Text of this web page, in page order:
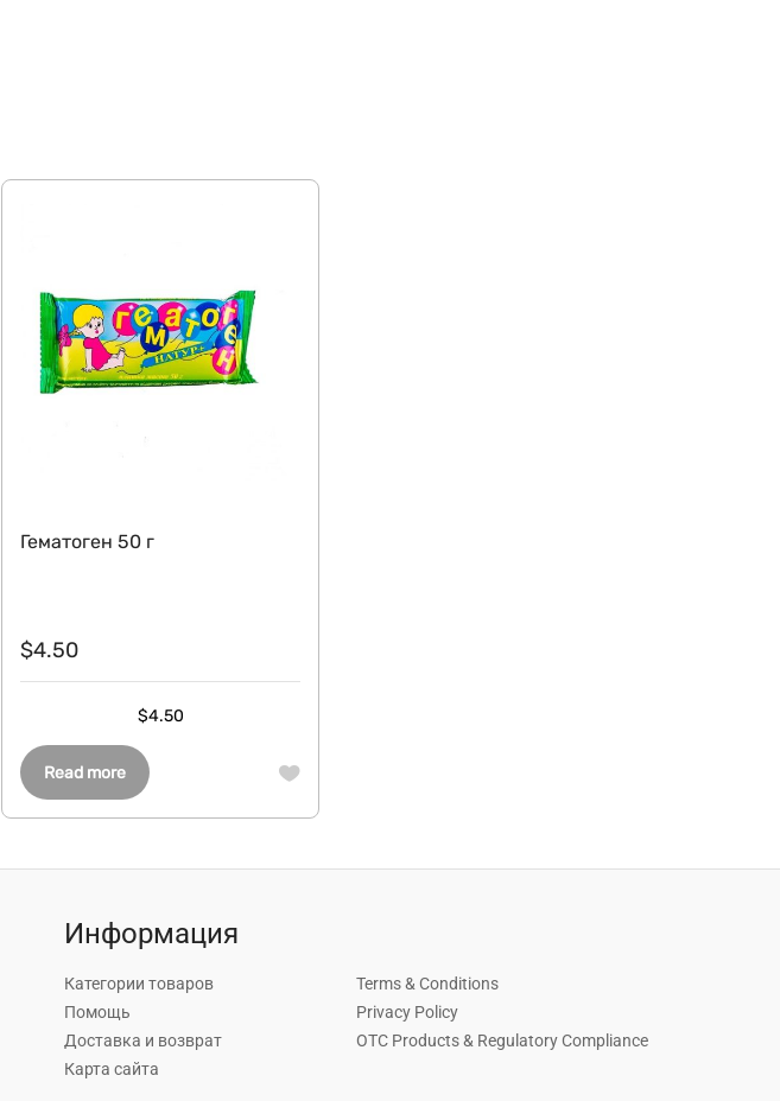
Read more
Гематоген 50 г
$4.50
$4.50
Информация
Категории товаров
Помощь
Доставка и возврат
Карта сайта
Terms & Conditions
Privacy Policy
OTC Products & Regulatory Compliance